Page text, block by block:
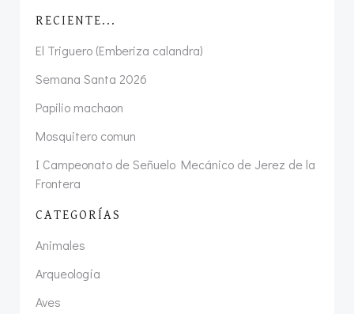
RECIENTE...
El Triguero (Emberiza calandra)
Semana Santa 2026
Papilio machaon
Mosquitero comun
I Campeonato de Señuelo Mecánico de Jerez de la
Frontera
CATEGORÍAS
Animales
Arqueología
Aves